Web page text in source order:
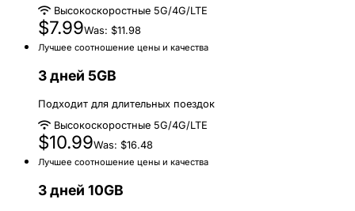
Высокоскоростные 5G/4G/LTE
$7.99Was: $11.98
Лучшее соотношение цены и качества
3 дней 5GB
Подходит для длительных поездок
Высокоскоростные 5G/4G/LTE
$10.99Was: $16.48
Лучшее соотношение цены и качества
3 дней 10GB